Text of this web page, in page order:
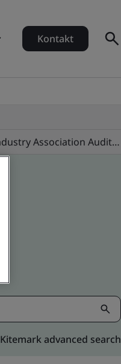
Kontakt
Industry Association Audit Programmes
Kitemark advanced search